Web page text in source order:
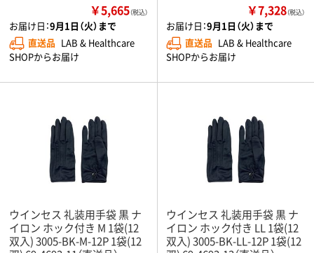
￥5,665（税込）
お届け日：9月1日（火）まで
直送品 LAB & Healthcare
SHOPからお届け
￥7,328（税込）
お届け日：9月1日（火）まで
直送品 LAB & Healthcare
SHOPからお届け
ウインセス 礼装用手袋 黒 ナ
イロン ホック付き M 1袋(12
双入) 3005-BK-M-12P 1袋(12
ウインセス 礼装用手袋 黒 ナ
イロン ホック付き LL 1袋(12
双入) 3005-BK-LL-12P 1袋(12